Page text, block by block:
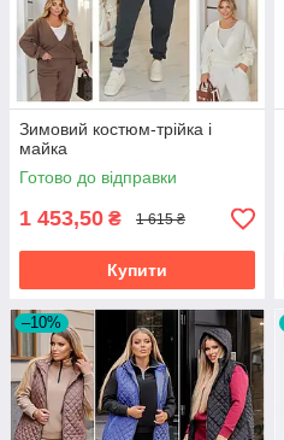
Зимовий костюм-трійка і
майка
Готово до відправки
1 453,50 ₴ 1 615 ₴
Купити
–10%